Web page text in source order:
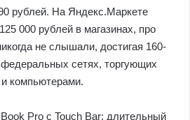
рублей. На Яндекс.Маркете
000 рублей в магазинах, про
не слышали, достигая 160-
сетях, торгующих
и компьютерами.